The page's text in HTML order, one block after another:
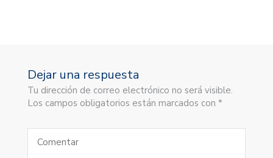
Dejar una respuesta
Tu dirección de correo electrónico no será visible.
Los campos obligatorios están marcados con *